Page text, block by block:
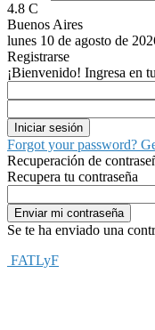
4.8 C
Buenos Aires
lunes 10 de agosto de
Registrarse
¡Bienvenido! Ingresa en
Forgot your password?
Recuperación de
Recupera tu contraseña
Se te ha enviado una
FATLyF